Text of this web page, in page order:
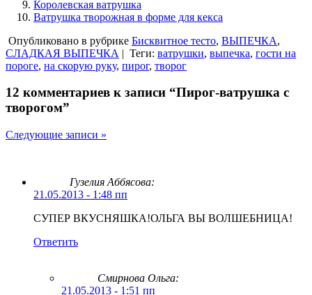
Королевская ватрушка
Ватрушка творожная в форме для кекса
Опубликовано в рубрике Бисквитное тесто, ВЫПЕЧКА,
СЛАДКАЯ ВЫПЕЧКА | Теги: ватрушки, выпечка, гости на
пороге, на скорую руку, пирог, творог
12 комментариев к записи “Пирог-ватрушка с
творогом”
Следующие записи »
Гузелия Аббясова:
21.05.2013 - 1:48 пп
СУПЕР ВКУСНЯШКА!ОЛЬГА ВЫ ВОЛШЕБНИЦА!
Ответить
Смирнова Ольга:
21.05.2013 - 1:51 пп